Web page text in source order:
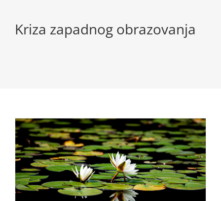
Kriza zapadnog obrazovanja